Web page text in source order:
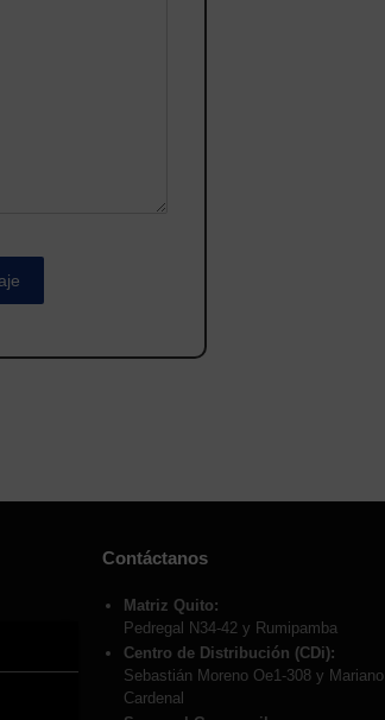
Contáctanos
Matriz Quito:
Pedregal N34-42 y Rumipamba
Centro de Distribución (CDi):
Sebastián Moreno Oe1-308 y Mariano
Cardenal